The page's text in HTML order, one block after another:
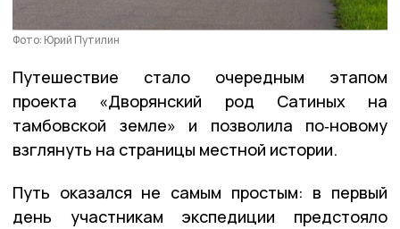
Фото: Юрий Путилин
Путешествие стало очередным этапом
проекта «Дворянский род Сатиных на
тамбовской земле» и позволила по‑новому
взглянуть на страницы местной истории.
Путь оказался не самым простым: в первый
день участникам экспедиции предстояло